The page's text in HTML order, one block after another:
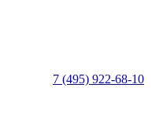
7 (495) 922-68-10